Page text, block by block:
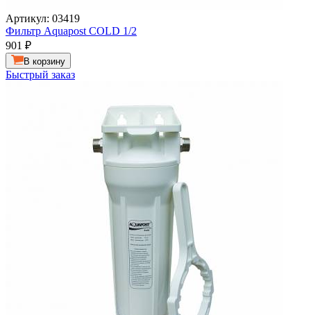
Артикул: 03419
Фильтр Aquapost COLD 1/2
901 ₽
В корзину
Быстрый заказ